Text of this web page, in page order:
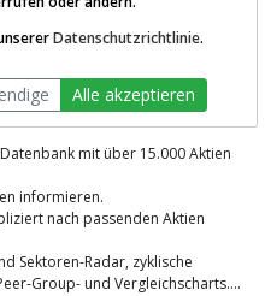
Plattform von
mit über 15.000 Aktien
informieren.
nach passenden Aktien
Sektoren-Radar, zyklische
Group- und Vergleichscharts....
Datenschutzrichtlinie.
Alle akzeptieren